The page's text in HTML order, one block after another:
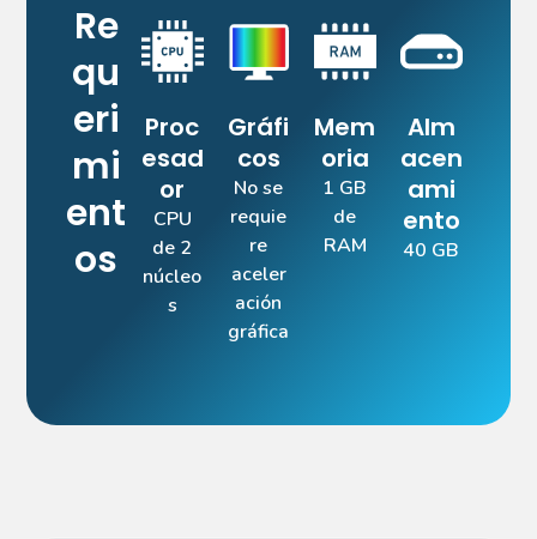
Re
qu
eri
mi
ent
os
Proc
esad
or
CPU
de 2
núcleo
s
Gráfi
cos
No se
requie
re
aceler
ación
gráfica
Mem
oria
1 GB
de
RAM
Alm
acen
ami
ento
40 GB